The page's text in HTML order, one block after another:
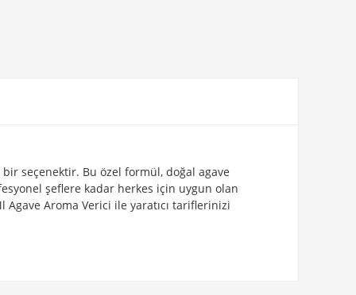
seçenektir. Bu özel formül, doğal agave
şeflere kadar herkes için uygun olan
Aroma Verici ile yaratıcı tariflerinizi